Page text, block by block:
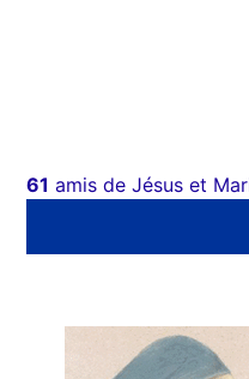
61 amis de Jésus et